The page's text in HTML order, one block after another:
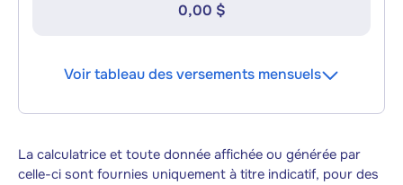
0,00 $
Voir tableau des versements mensuels
La calculatrice et toute donnée affichée ou générée par
celle-ci sont fournies uniquement à titre indicatif, pour des